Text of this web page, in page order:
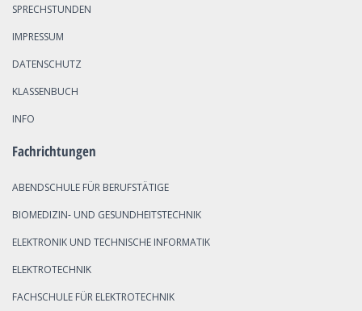
SPRECHSTUNDEN
IMPRESSUM
DATENSCHUTZ
KLASSENBUCH
INFO
Fachrichtungen
ABENDSCHULE FÜR BERUFSTÄTIGE
BIOMEDIZIN- UND GESUNDHEITSTECHNIK
ELEKTRONIK UND TECHNISCHE INFORMATIK
ELEKTROTECHNIK
FACHSCHULE FÜR ELEKTROTECHNIK